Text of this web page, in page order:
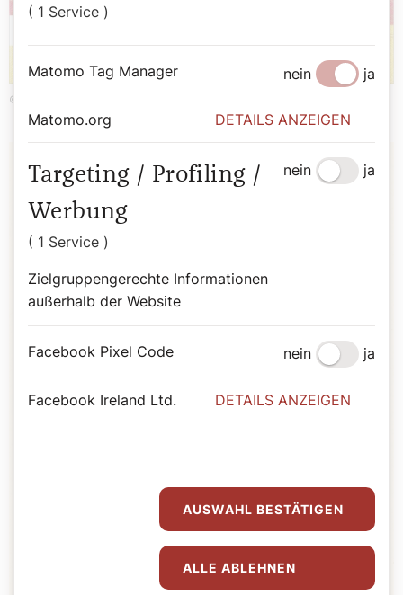
©Herder
( 1 Service )
Matomo Tag Manager nein ja
Matomo.org DETAILS ANZEIGEN
Targeting / Profiling /
Werbung
( 1 Service )
Zielgruppengerechte Informationen
außerhalb der Website
nein ja
Facebook Pixel Code nein ja
Facebook Ireland Ltd. DETAILS ANZEIGEN
AUSWAHL BESTÄTIGEN
ALLE ABLEHNEN